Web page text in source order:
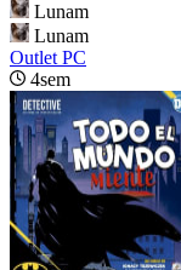
Lunam
Lunam
Outlet PC
4sem